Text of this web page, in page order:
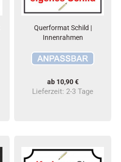
Quer­for­mat Schild |
Innenrahmen
ab 10,90 €
Lieferzeit: 2-3 Tage